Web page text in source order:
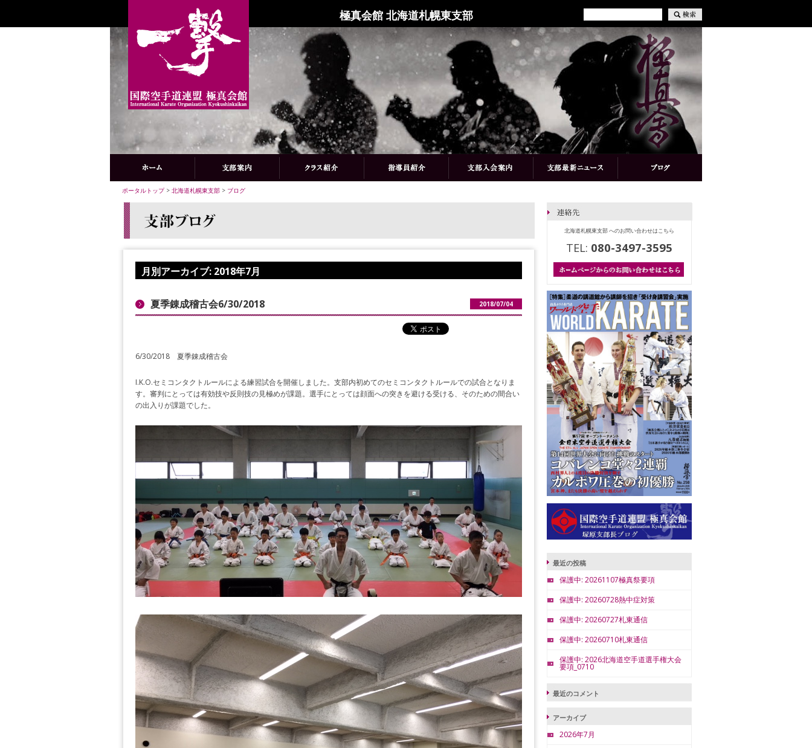
極真会館 北海道札幌東支部
ポータルトップ> 北海道札幌東支部 > ブログ
月別アーカイブ: 2018年7月
夏季錬成稽古会6/30/2018 2018/07/04
6/30/2018 夏季錬成稽古会
I.K.O.セミコンタクトルールによる練習試合を開催しました。支部内初めてのセミコンタクトルールでの試合となりま
す。審判にとっては有効技や反則技の見極めが課題。選手にとっては顔面への突きを避ける受ける、そのための間合い
の出入りが課題でした。
北海道札幌東支部 へのお問い合わせはこちら
TEL: 080-3497-3595
最近の投稿
保護中: 20261107極真祭要項
保護中: 20260728熱中症対策
保護中: 20260727札東通信
保護中: 20260710札東通信
保護中: 2026北海道空手道選手権大会
要項_0710
最近のコメント
アーカイブ
2026年7月